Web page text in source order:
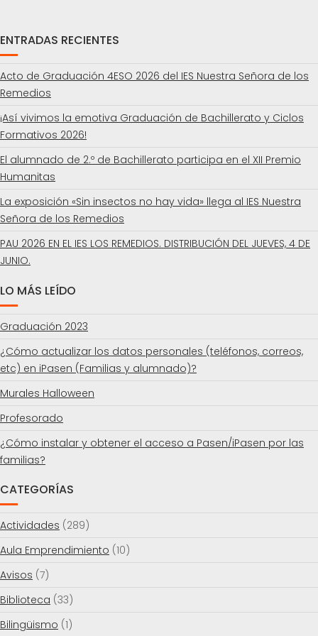
ENTRADAS RECIENTES
Acto de Graduación 4ESO 2026 del IES Nuestra Señora de los
Remedios
¡Así vivimos la emotiva Graduación de Bachillerato y Ciclos
Formativos 2026!
El alumnado de 2.º de Bachillerato participa en el XII Premio
Humanitas
La exposición «Sin insectos no hay vida» llega al IES Nuestra
Señora de los Remedios
PAU 2026 EN EL IES LOS REMEDIOS. DISTRIBUCIÓN DEL JUEVES, 4 DE
JUNIO.
LO MÁS LEÍDO
Graduación 2023
¿Cómo actualizar los datos personales (teléfonos, correos,
etc) en iPasen (Familias y alumnado)?
Murales Halloween
Profesorado
¿Cómo instalar y obtener el acceso a Pasen/iPasen por las
familias?
CATEGORÍAS
Actividades (289)
Aula Emprendimiento (10)
Avisos (7)
Biblioteca (33)
Bilingüismo (1)